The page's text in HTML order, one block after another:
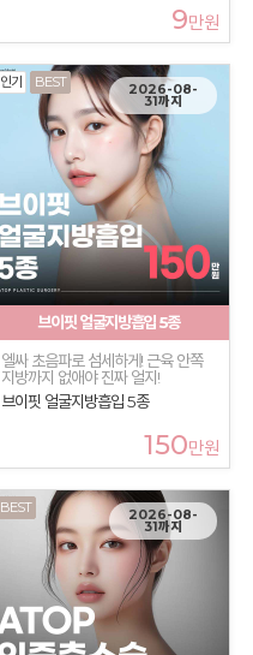
9만원
인기 BEST 2026-08-
31까지
브이핏 얼굴지방흡입 5종
엘싸 초음파로 섬세하게! 근육 안쪽
지방까지 없애야 진짜 얼지!
브이핏 얼굴지방흡입 5종
150만원
BEST 2026-08-
31까지